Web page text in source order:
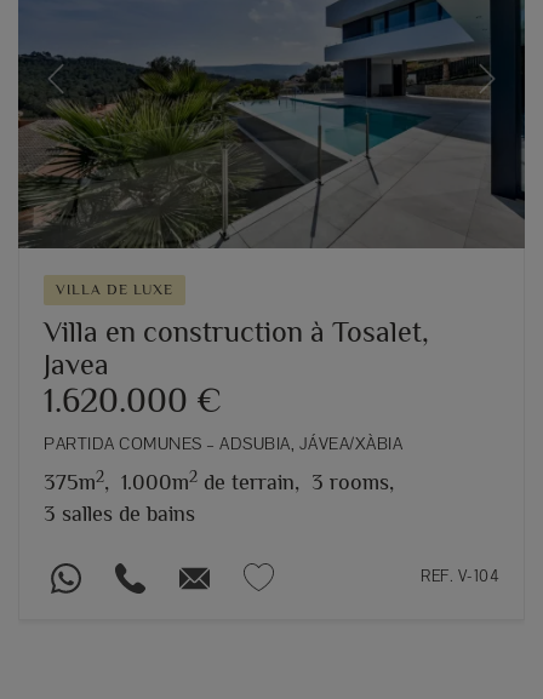
Previous Next
VILLA DE LUXE
Villa en construction à Tosalet,
Javea
1.620.000 €
PARTIDA COMUNES – ADSUBIA, JÁVEA/XÀBIA
375m2, 1.000m2 de terrain, 3 rooms,
3 salles de bains
REF. V-104